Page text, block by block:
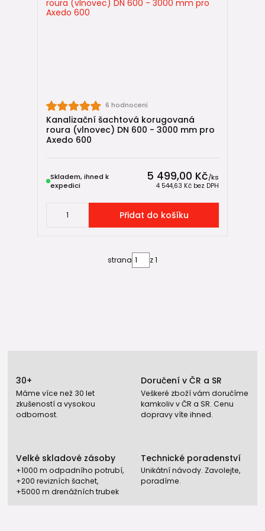
HT vnitřní kanalizace
IN-SITU spojky
Shrnutí
však důležité správně naplánovat výšku šachty, protože
systém neumožňuje dodatečné prodloužení pomocí
6 hodnocení
Kanalizační šachtová korugovaná
roura (vlnovec) DN 600 - 3000 mm pro
Axedo 600
5 499,00 Kč/ks
4 544,63 Kč bez DPH
Skladem, ihned k
expedici
Přidat do košíku
strana z 1
30+
Máme více než 30 let
zkušeností a vysokou
odbornost.
Doručení v ČR a SR
Veškeré zboží vám doručíme
kamkoliv v ČR a SR. Cenu
dopravy víte ihned.
Velké skladové zásoby
+1000 m odpadního potrubí,
+200 revizních šachet,
+5000 m drenážních trubek
Technické poradenství
Unikátní návody. Zavolejte,
poradíme.